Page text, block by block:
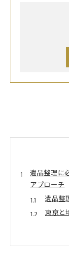
遺品整理に
アプローチ
遺品整
東京と
地域